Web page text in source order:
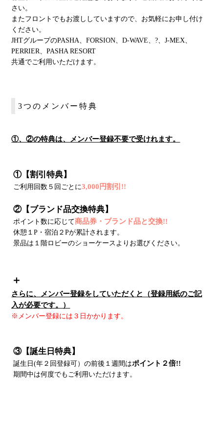
さい。
またフロントでもお渡ししていますので、お気軽にお申し付け
ください。
JHTグループのPASHA、FORSION、D-WAVE、?、J-MEX、
PERRIER、PASHA RESORT
共通でご利用いただけます。
3つのメンバー特典
①、②の特典は、メンバー登録不要で受けれます。
①【割引特典】
ご利用回数５回ごとに3,000円割引!!
②【ブランド品交換特典】
ポイント数に応じて商品券・ブランド品と交換!!
休憩１P・宿泊２Pが累計されます。
景品は１階ロビーのショーケースよりお選びください。
＋
さらに、メンバー登録をしていただくと（登録用紙のご記
入が必要です。）
※メンバー登録には３日かかります。
③【誕生日特典】
誕生日(年２回登録可）の前後１週間はポイント２倍!!
期間中は何度でもご利用いただけます。